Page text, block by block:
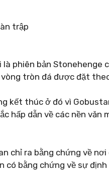
trập
phiên bản Stonehenge
tròn đá được đặt
kết thúc ở đó vì
hấp dẫn về các nền
chỉ ra bằng chứng về
có bằng chứng về sự